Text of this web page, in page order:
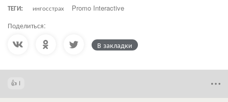
ТЕГИ:
ингосстрах Promo Interactive
Поделиться:
В закладки
1